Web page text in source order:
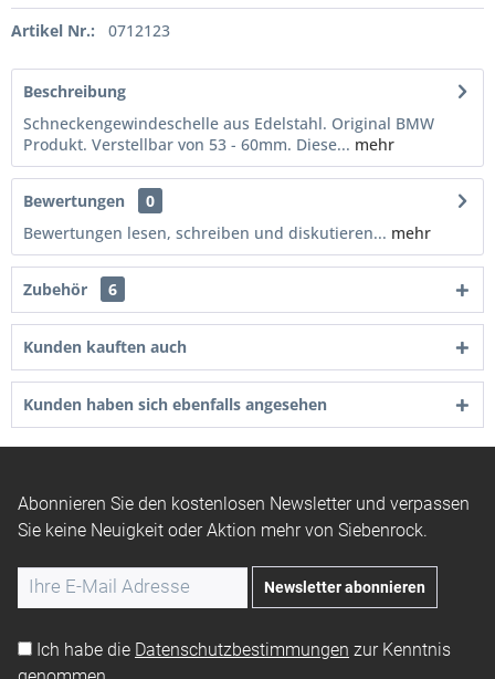
Artikel Nr.: 0712123
Beschreibung
Schneckengewindeschelle aus Edelstahl. Original BMW
Produkt. Verstellbar von 53 - 60mm. Diese... mehr
Bewertungen
0
Bewertungen lesen, schreiben und diskutieren... mehr
Zubehör 6
Kunden kauften auch
Kunden haben sich ebenfalls angesehen
Abonnieren Sie den kostenlosen Newsletter und verpassen
Sie keine Neuigkeit oder Aktion mehr von Siebenrock.
Newsletter abonnieren
Ich habe die Datenschutzbestimmungen zur Kenntnis